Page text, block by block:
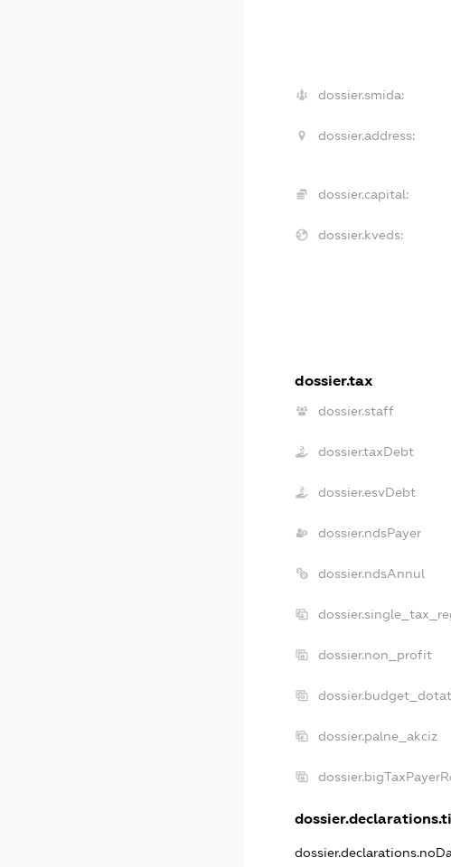
dossier.smida:
dossier.address:
dossier.capital:
dossier.kveds:
dossier.tax
dossier.staff
dossier.taxDebt
dossier.esvDebt
dossier.ndsPayer
dossier.ndsAnnul
dossier.non_profit
dossier.palne_akciz